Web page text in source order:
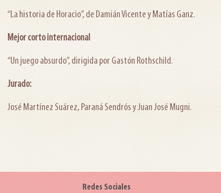
“La historia de Horacio”, de Damián Vicente y Matías Ganz.
Mejor corto internacional
“Un juego absurdo”, dirigida por Gastón Rothschild.
Jurado:
José Martínez Suárez, Paraná Sendrós y Juan José Mugni.
Redes Sociales